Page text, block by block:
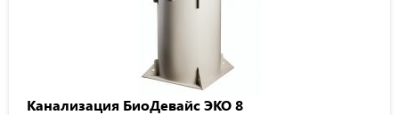
Канализация БиоДевайс ЭКО 8